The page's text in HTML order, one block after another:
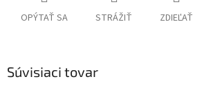
OPÝTAŤ SA STRÁŽIŤ ZDIEĽAŤ
Súvisiaci tovar